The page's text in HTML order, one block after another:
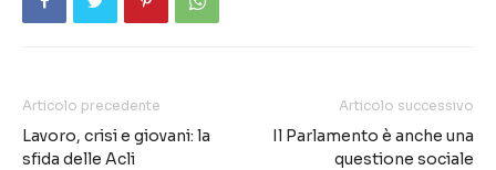
Articolo precedente
Lavoro, crisi e giovani: la
sfida delle Acli
Articolo successivo
Il Parlamento è anche una
questione sociale